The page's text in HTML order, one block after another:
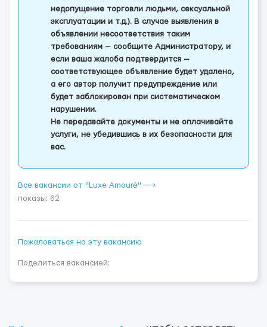
недопущение торговли людьми, сексуальной
эксплуатации и т.д.). В случае выявления в
объявлении несоответствия таким
требованиям — сообщите Администратору, и
если ваша жалоба подтвердится —
соответствующее объявление будет удалено,
а его автор получит предупреждение или
будет заблокирован при систематическом
нарушении.
Не передавайте документы и не оплачивайте
услуги, не убедившись в их безопасности для
вас.
Все вакансии от "Luxe Amouré" ⟶
показы: 62
Пожаловаться на эту вакансию
Поделиться вакансией: